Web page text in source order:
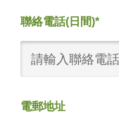
聯絡電話(日間)*
電郵地址